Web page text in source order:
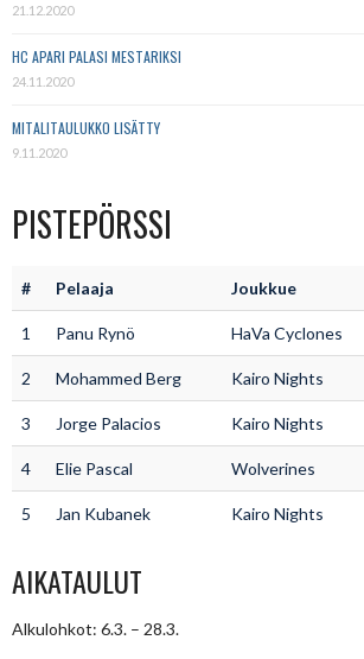
21.12.2020
HC APARI PALASI MESTARIKSI
24.11.2020
MITALITAULUKKO LISÄTTY
9.11.2020
PISTEPÖRSSI
# Pelaaja Joukkue
1 Panu Rynö HaVa Cyclones
2 Mohammed Berg Kairo Nights
3 Jorge Palacios Kairo Nights
4 Elie Pascal Wolverines
5 Jan Kubanek Kairo Nights
AIKATAULUT
Alkulohkot: 6.3. – 28.3.